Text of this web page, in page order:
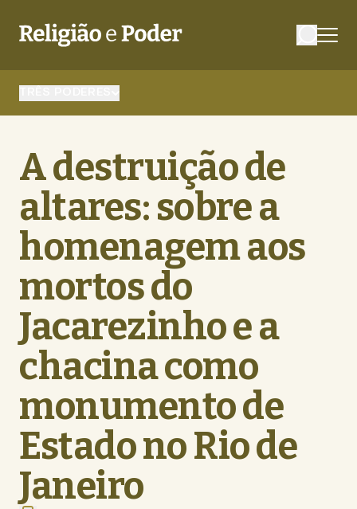
A destruição de
altares: sobre a
homenagem aos
mortos do
Jacarezinho e a
chacina como
monumento de
Estado no Rio de
Janeiro